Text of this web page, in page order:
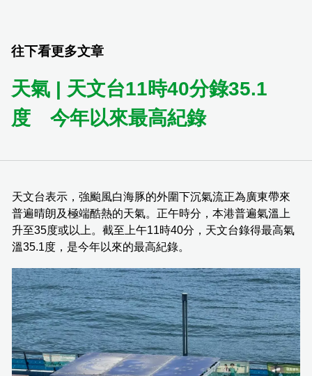
往下看更多文章
天氣 | 天文台11時40分錄35.1
度 今年以來最高紀錄
天文台表示，強颱風白海豚的外圍下沉氣流正為廣東帶來
普遍晴朗及極端酷熱的天氣。正午時分，本港普遍氣溫上
升至35度或以上。截至上午11時40分，天文台錄得最高氣
溫35.1度，是今年以來的最高紀錄。